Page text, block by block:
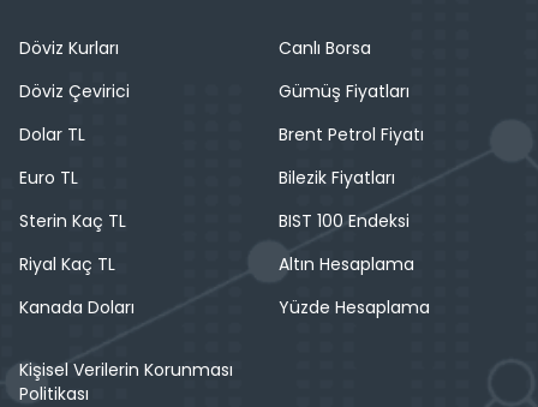
Döviz Kurları
Döviz Çevirici
Dolar TL
Euro TL
Sterin Kaç TL
Riyal Kaç TL
Kanada Doları
Canlı Borsa
Gümüş Fiyatları
Brent Petrol Fiyatı
Bilezik Fiyatları
BIST 100 Endeksi
Altın Hesaplama
Yüzde Hesaplama
Kişisel Verilerin Korunması
Politikası